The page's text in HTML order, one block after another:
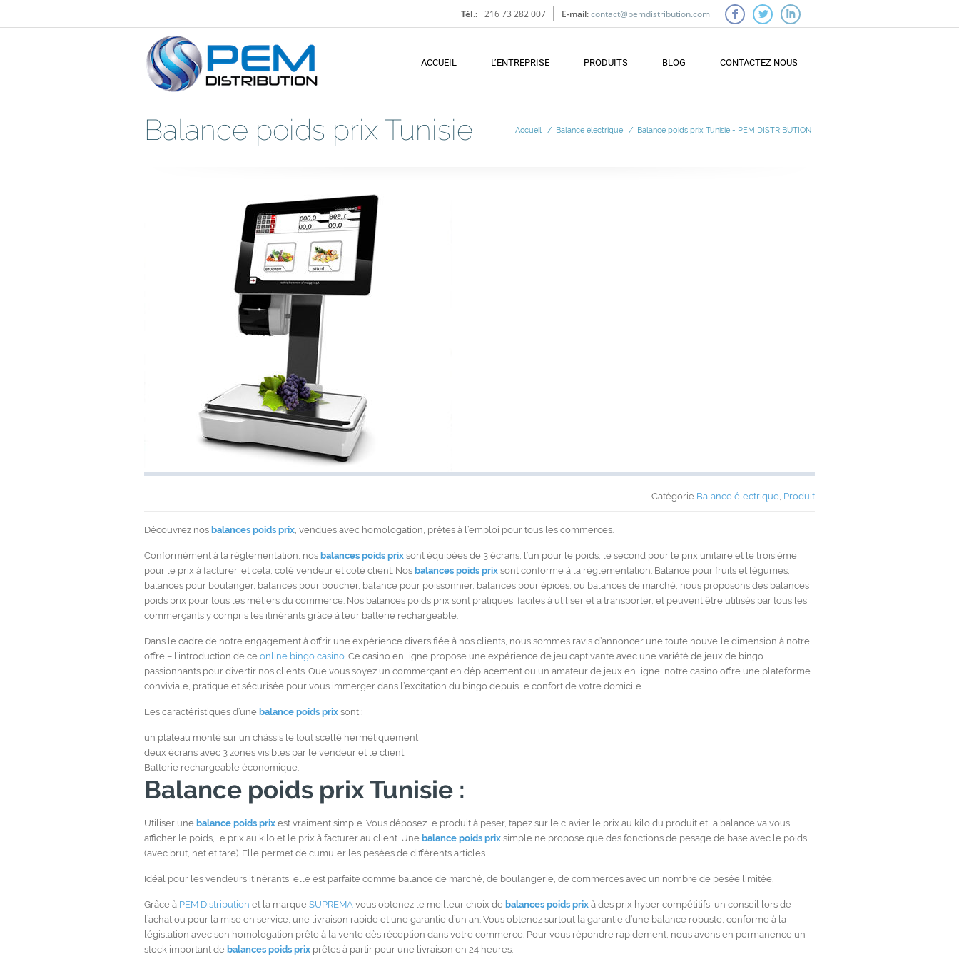
F L I
E-mail:contact@pemdistribution.com
Tél.:+216 73 282 007
ACCUEIL L’ENTREPRISE PRODUITS BLOG CONTACTEZ NOUS
Balance poids prix Tunisie Accueil / Balance électrique / Balance poids prix Tunisie - PEM DISTRIBUTION
Catégorie Balance électrique, Produit
Découvrez nos balances poids prix, vendues avec homologation, prêtes à l’emploi pour tous les commerces.
Conformément à la réglementation, nos balances poids prix sont équipées de 3 écrans, l’un pour le poids, le second pour le prix unitaire et le troisième
pour le prix à facturer, et cela, coté vendeur et coté client. Nos balances poids prix sont conforme à la réglementation. Balance pour fruits et légumes,
balances pour boulanger, balances pour boucher, balance pour poissonnier, balances pour épices, ou balances de marché, nous proposons des balances
poids prix pour tous les métiers du commerce. Nos balances poids prix sont pratiques, faciles à utiliser et à transporter, et peuvent être utilisés par tous les
commerçants y compris les itinérants grâce à leur batterie rechargeable.
Dans le cadre de notre engagement à offrir une expérience diversifiée à nos clients, nous sommes ravis d’annoncer une toute nouvelle dimension à notre
offre – l’introduction de ce online bingo casino. Ce casino en ligne propose une expérience de jeu captivante avec une variété de jeux de bingo
passionnants pour divertir nos clients. Que vous soyez un commerçant en déplacement ou un amateur de jeux en ligne, notre casino offre une plateforme
conviviale, pratique et sécurisée pour vous immerger dans l’excitation du bingo depuis le confort de votre domicile.
Les caractéristiques d’une balance poids prix sont :
un plateau monté sur un châssis le tout scellé hermétiquement
deux écrans avec 3 zones visibles par le vendeur et le client.
Batterie rechargeable économique.
Balance poids prix Tunisie :
Utiliser une balance poids prix est vraiment simple. Vous déposez le produit à peser, tapez sur le clavier le prix au kilo du produit et la balance va vous
afficher le poids, le prix au kilo et le prix à facturer au client. Une balance poids prix simple ne propose que des fonctions de pesage de base avec le poids
(avec brut, net et tare). Elle permet de cumuler les pesées de différents articles.
Idéal pour les vendeurs itinérants, elle est parfaite comme balance de marché, de boulangerie, de commerces avec un nombre de pesée limitée.
Grâce à PEM Distribution et la marque SUPREMA vous obtenez le meilleur choix de balances poids prix à des prix hyper compétitifs, un conseil lors de
l’achat ou pour la mise en service, une livraison rapide et une garantie d’un an. Vous obtenez surtout la garantie d’une balance robuste, conforme à la
législation avec son homologation prête à la vente dès réception dans votre commerce. Pour vous répondre rapidement, nous avons en permanence un
stock important de balances poids prix prêtes à partir pour une livraison en 24 heures.